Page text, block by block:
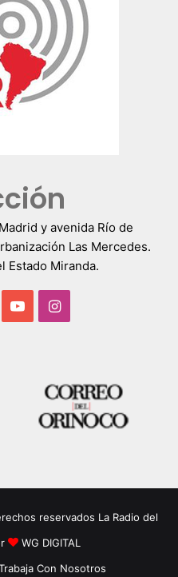
y avenida Río de
Las Mercedes.
Estado Miranda.
YouTubeInstagram
reservados La Radio del
WG DIGITAL
Con Nosotros